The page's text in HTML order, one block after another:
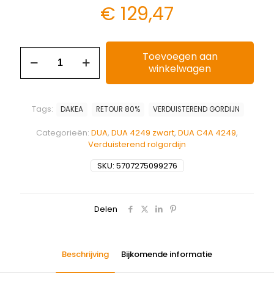
€ 129,47
Toevoegen aan
winkelwagen
SKU: 5707275099276
Categorieën: DUA, DUA 4249 zwart, DUA C4A 4249,
Verduisterend rolgordijn
Tags: DAKEA RETOUR 80% VERDUISTEREND GORDIJN
Delen
Beschrijving Bijkomende informatie